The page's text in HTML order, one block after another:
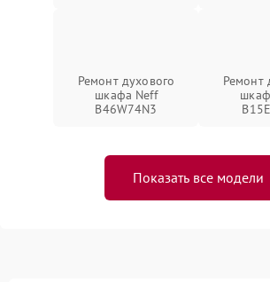
Ремонт духового
шкафа Neff
B46W74N3
Ремонт
Показать все модели